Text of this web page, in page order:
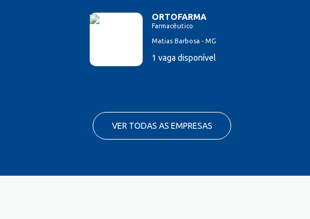
ORTOFARMA
Farmacêutico
Matias Barbosa - MG
1 vaga disponível
VER TODAS AS EMPRESAS